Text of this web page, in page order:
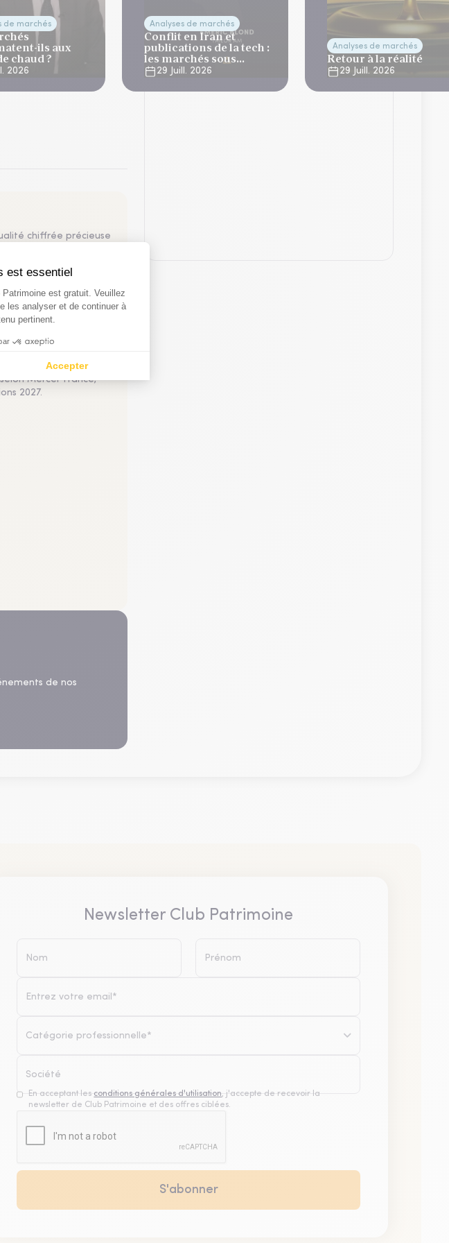
de marchés
ils aux
chaud ?
2026
Analyses de marchés
Conflit en Iran et
publications de la tech :
les marchés sous
tension
29 Juill. 2026
Analyses de marchés
Retour à la réalité
29 Juill. 2026
chiffrée précieuse
infographie dans
quotidienne !
ans
Mercer France,
2027.
de nos
Newsletter Club Patrimoine
Catégorie professionnelle*
En acceptant les conditions générales d'utilisation, j'accepte de recevoir la
newsletter de Club Patrimoine et des offres ciblées.